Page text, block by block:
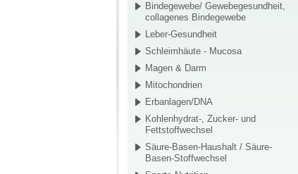
Bindegewebe/ Gewebegesundheit,
collagenes Bindegewebe
Leber-Gesundheit
Schleimhäute - Mucosa
Magen & Darm
Mitochondrien
Erbanlagen/DNA
Kohlenhydrat-, Zucker- und
Fettstoffwechsel
Säure-Basen-Haushalt / Säure-
Basen-Stoffwechsel